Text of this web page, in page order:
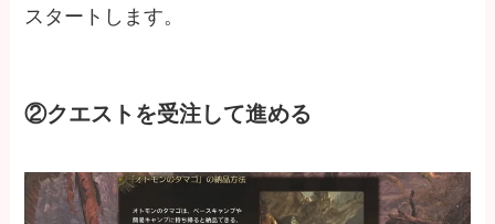
スタートします。
②クエストを受注して進める